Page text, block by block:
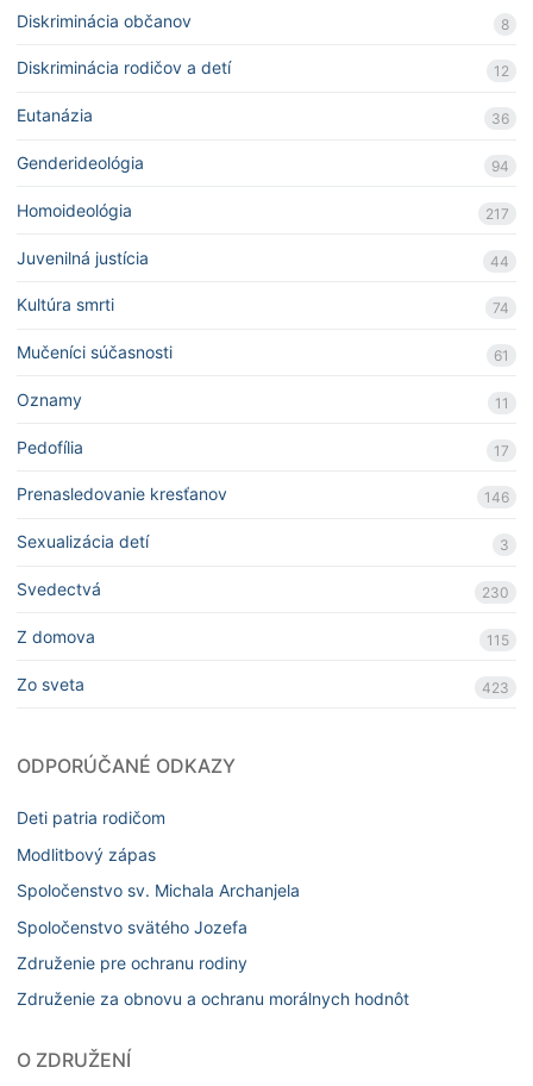
Diskriminácia občanov 8
Diskriminácia rodičov a detí 12
Eutanázia 36
Genderideológia 94
Homoideológia 217
Juvenilná justícia 44
Kultúra smrti 74
Mučeníci súčasnosti 61
Oznamy 11
Pedofília 17
Prenasledovanie kresťanov 146
Sexualizácia detí 3
Svedectvá 230
Z domova 115
Zo sveta 423
ODPORÚČANÉ ODKAZY
Deti patria rodičom
Modlitbový zápas
Spoločenstvo sv. Michala Archanjela
Spoločenstvo svätého Jozefa
Združenie pre ochranu rodiny
Združenie za obnovu a ochranu morálnych hodnôt
O ZDRUŽENÍ